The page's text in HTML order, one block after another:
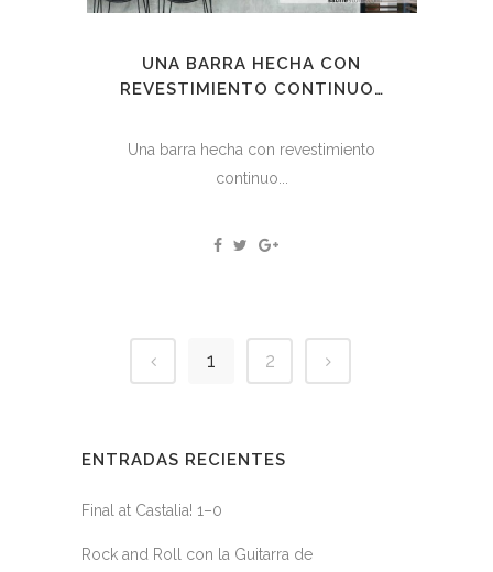
UNA BARRA HECHA CON
REVESTIMIENTO CONTINUO…
Una barra hecha con revestimiento
continuo...
1 2
ENTRADAS RECIENTES
Final at Castalia! 1–0
Rock and Roll con la Guitarra de